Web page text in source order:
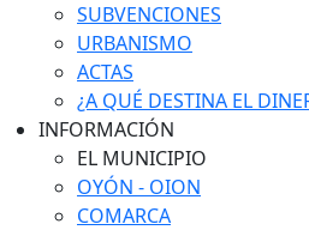
SUBVENCIONES
URBANISMO
ACTAS
¿A QUÉ DESTINA EL
INFORMACIÓN
EL MUNICIPIO
OYÓN - OION
COMARCA